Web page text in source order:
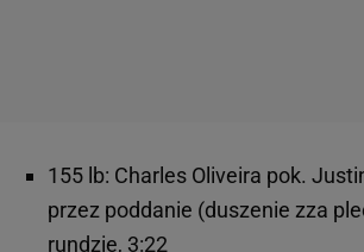
155 lb: Charles Oliveira pok.
przez poddanie (duszenie zza
rundzie, 3:22